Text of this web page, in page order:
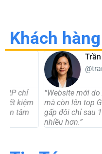
Khách
Trần Thị Bích
@tranthao
“Website mới do AZ Việt
mà còn lên top Google
gấp đôi chỉ sau 1 tháng,